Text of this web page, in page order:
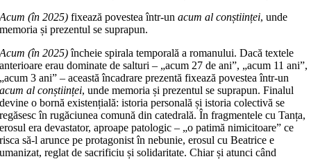
Acum (în 2025)fixează povestea într-unacum al conștiinței, unde
memoria și prezentul se suprapun.
Acum (în 2025)încheie spirala temporală a romanului. Dacă textele
anterioare erau dominate de salturi – „acum 27 de ani”, „acum 11 ani”,
„acum 3 ani” – această încadrare prezentă fixează povestea într-un
acum al conștiinței, unde memoria și prezentul se suprapun. Finalul
devine o bornă existențială: istoria personală și istoria colectivă se
regăsesc în rugăciunea comună din catedrală. În fragmentele cu Tanța,
erosul era devastator, aproape patologic – „o patimă nimicitoare” ce
risca să-l arunce pe protagonist în nebunie, erosul cu Beatrice e
umanizat, reglat de sacrificiu și solidaritate. Chiar și atunci când